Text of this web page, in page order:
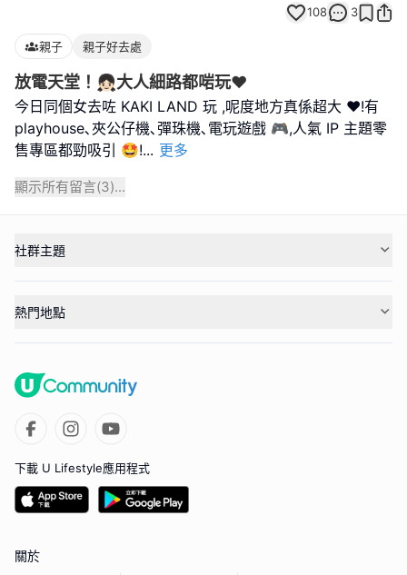
108 3
親子 親子好去處
放電天堂！👧🏻大人細路都啱玩❤️
今日同個女去咗 KAKI LAND 玩 ,呢度地方真係超大 ❤️!有
playhouse､夾公仔機､彈珠機､電玩遊戲 🎮,人氣 IP 主題零
售專區都勁吸引 🤩!... 更多
顯示所有留言(3)...
社群主題
熱門地點
下載 U Lifestyle應用程式
關於